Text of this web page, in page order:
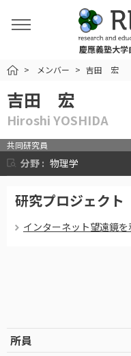
慶應義塾大学
HOMEメンバー 吉田 宏
吉田 宏
Hiroshi YOSHIDA
共同研究員
分野 : 物理学
研究プロジェクト
インターネット望遠鏡
所員